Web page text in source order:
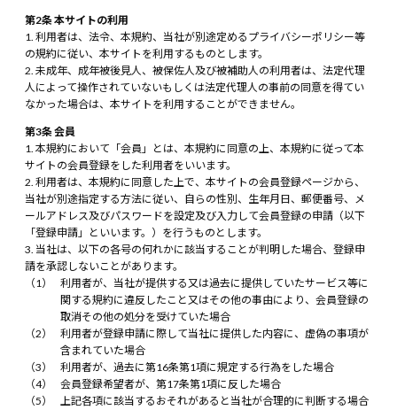
第2条 本サイトの利用
利用者は、法令、本規約、当社が別途定めるプライバシーポリシー等
の規約に従い、本サイトを利用するものとします。
未成年、成年被後見人、被保佐人及び被補助人の利用者は、法定代理
人によって操作されていないもしくは法定代理人の事前の同意を得てい
なかった場合は、本サイトを利用することができません。
第3条 会員
本規約において「会員」とは、本規約に同意の上、本規約に従って本
サイトの会員登録をした利用者をいいます。
利用者は、本規約に同意した上で、本サイトの会員登録ページから、
当社が別途指定する方法に従い、自らの性別、生年月日、郵便番号、メ
ールアドレス及びパスワードを設定及び入力して会員登録の申請（以下
「登録申請」といいます。）を行うものとします。
当社は、以下の各号の何れかに該当することが判明した場合、登録申
請を承認しないことがあります。
利用者が、当社が提供する又は過去に提供していたサービス等に
関する規約に違反したこと又はその他の事由により、会員登録の
取消その他の処分を受けていた場合
利用者が登録申請に際して当社に提供した内容に、虚偽の事項が
含まれていた場合
利用者が、過去に第16条第1項に規定する行為をした場合
会員登録希望者が、第17条第1項に反した場合
上記各項に該当するおそれがあると当社が合理的に判断する場合